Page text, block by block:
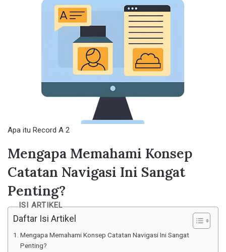
Apa itu Record A 2
Mengapa Memahami Konsep
Catatan Navigasi Ini Sangat
Penting?
ISI ARTIKEL
Daftar Isi Artikel
Mengapa Memahami Konsep Catatan Navigasi Ini Sangat
Penting?